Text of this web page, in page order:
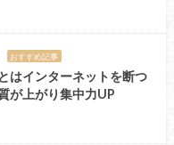
おすすめ記事
はインターネットを断つ
が上がり集中力UP